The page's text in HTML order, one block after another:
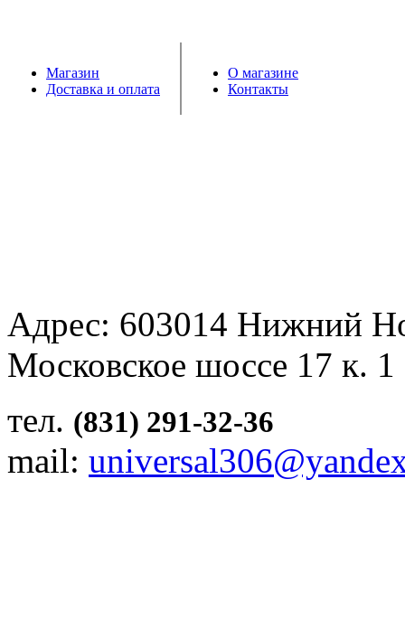
Магазин
Доставка и оплата
О магазине
Контакты
Адрес: 603014 Нижний
Московское шоссе 17 к.
тел. (831) 291-32-36
mail: